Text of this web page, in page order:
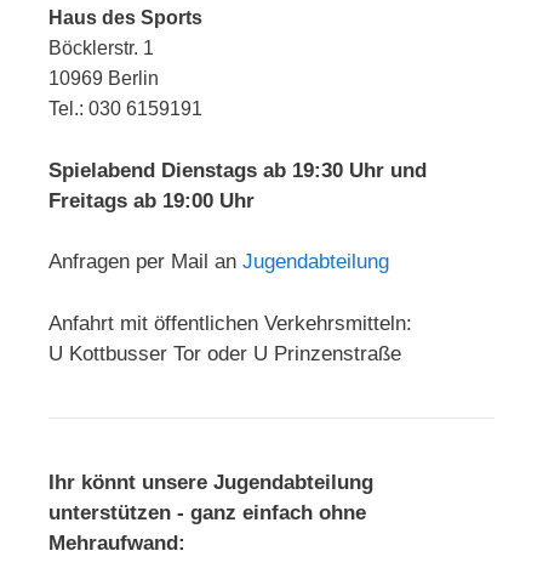
Haus des Sports
Böcklerstr. 1
10969 Berlin
Tel.: 030 6159191
Spielabend Dienstags ab 19:30 Uhr und
Freitags ab 19:00 Uhr
Anfragen per Mail an Jugendabteilung
Anfahrt mit öffentlichen Verkehrsmitteln:
U Kottbusser Tor oder U Prinzenstraße
Ihr könnt unsere Jugendabteilung
unterstützen - ganz einfach ohne
Mehraufwand: